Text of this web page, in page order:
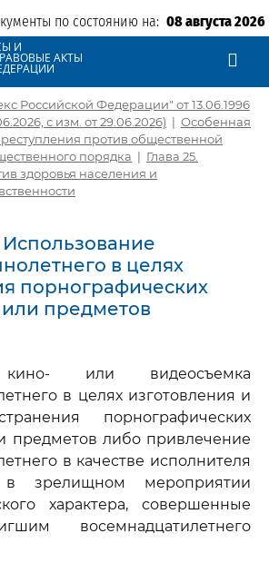
по состоянию на: 08 августа 2026
И
АКТЫ
Российской Федерации" от 13.06.1996
с изм. от 29.06.2026) | Особенная
против общественной
порядка | Глава 25.
здоровья населения и
Использование
в целях
порнографических
предметов
или видеосъемка
в целях изготовления и
порнографических
предметов либо привлечение
в качестве исполнителя
зрелищном мероприятии
характера, совершенные
восемнадцатилетнего